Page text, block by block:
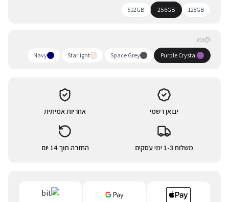
128GB
256GB
512GB
צבע
Purple Crystal
Space Grey
Starlight
Navy
יבואן רשמי אחריות אמיתית
משלוח 1-3 ימי עסקים החזרה תוך 14 יום